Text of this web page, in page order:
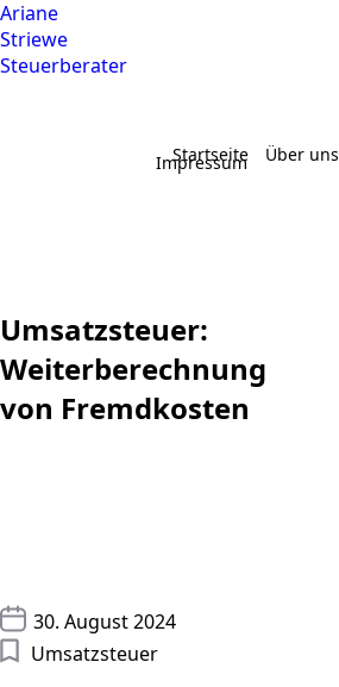
Ariane
Striewe
Steuerberater
Startseite Über uns
Impressum
Umsatzsteuer:
Weiterberechnung
von Fremdkosten
30. August 2024
Umsatzsteuer